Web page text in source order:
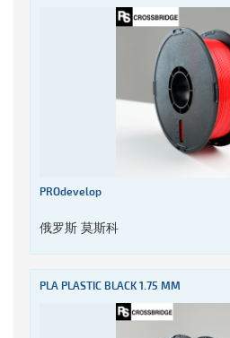
PROdevelop
俄罗斯 莫斯科
PLA PLASTIC BLACK 1.75 MM